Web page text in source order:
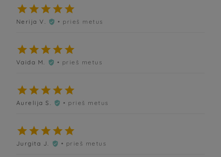

Nerija V.  • prieš metus

Vaida M.  • prieš metus

Aurelija S.  • prieš metus

Jurgita J.  • prieš metus